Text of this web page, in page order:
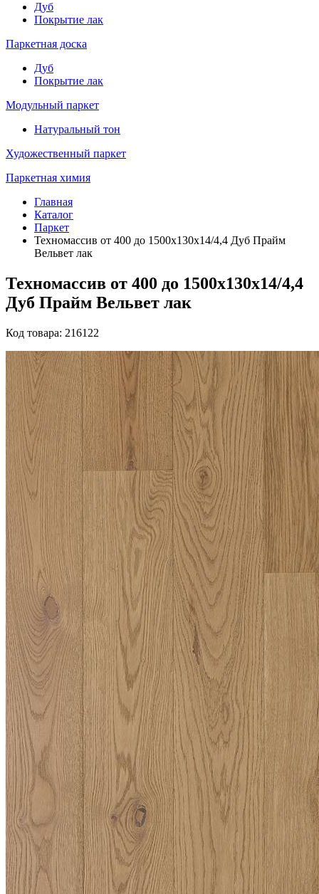
Дуб
Покрытие лак
Паркетная доска
Дуб
Покрытие лак
Модульный паркет
Натуральный тон
Художественный паркет
Паркетная химия
Главная
Каталог
Паркет
Техномассив от 400 до 1500х130х14/4,4 Дуб Прайм
Вельвет лак
Техномассив от 400 до 1500х130х14/4,4
Дуб Прайм Вельвет лак
Код товара: 216122